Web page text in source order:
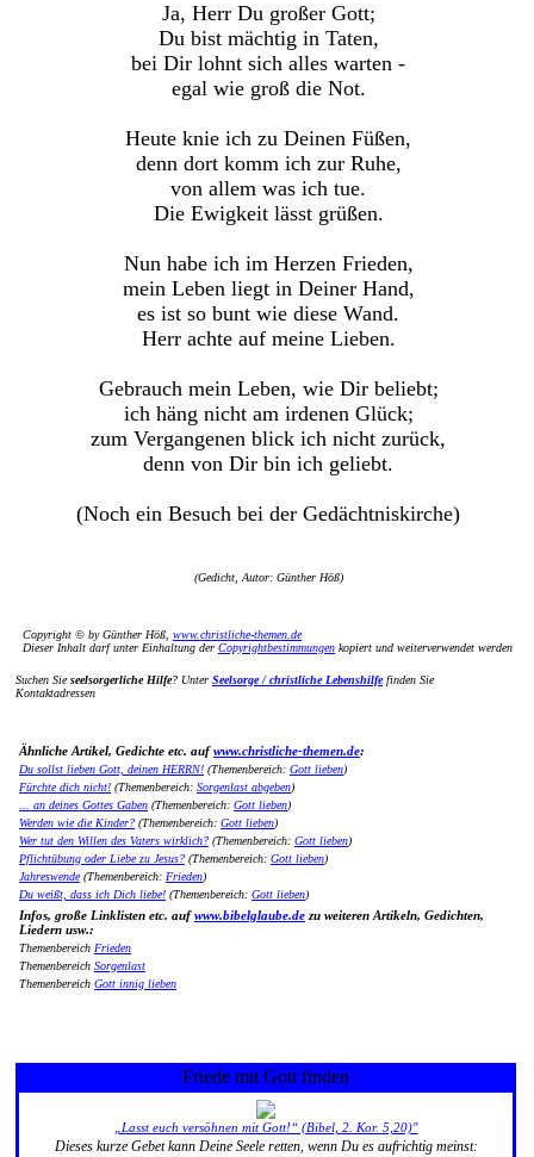
Ja, Herr Du großer Gott;
Du bist mächtig in Taten,
bei Dir lohnt sich alles warten -
egal wie groß die Not.
Heute knie ich zu Deinen Füßen,
denn dort komm ich zur Ruhe,
von allem was ich tue.
Die Ewigkeit lässt grüßen.
Nun habe ich im Herzen Frieden,
mein Leben liegt in Deiner Hand,
es ist so bunt wie diese Wand.
Herr achte auf meine Lieben.
Gebrauch mein Leben, wie Dir beliebt;
ich häng nicht am irdenen Glück;
zum Vergangenen blick ich nicht zurück,
denn von Dir bin ich geliebt.
(Noch ein Besuch bei der Gedächtniskirche)
(Gedicht, Autor: Günther Höß)
Copyright © by Günther Höß, www.christliche-themen.de
Dieser Inhalt darf unter Einhaltung der Copyrightbestimmungen kopiert und weiterverwendet werden
Suchen Sieseelsorgerliche Hilfe? Unter Seelsorge / christliche Lebenshilfefinden Sie
Kontaktadressen
Ähnliche Artikel, Gedichte etc. aufwww.christliche-themen.de:
Du sollst lieben Gott, deinen HERRN! (Themenbereich: Gott lieben)
Fürchte dich nicht! (Themenbereich: Sorgenlast abgeben)
... an deines Gottes Gaben (Themenbereich: Gott lieben)
Werden wie die Kinder? (Themenbereich: Gott lieben)
Wer tut den Willen des Vaters wirklich? (Themenbereich: Gott lieben)
Pflichtübung oder Liebe zu Jesus? (Themenbereich: Gott lieben)
Jahreswende(Themenbereich: Frieden)
Du weißt, dass ich Dich liebe! (Themenbereich: Gott lieben)
Infos, große Linklisten etc. aufwww.bibelglaube.de zu weiteren Artikeln, Gedichten,
Liedern usw.:
Themenbereich Frieden
Themenbereich Sorgenlast
Themenbereich Gott innig lieben
Friede mit Gott finden
„Lasst euch versöhnen mit Gott!“ (Bibel, 2. Kor. 5,20)"
Dieses kurze Gebet kann Deine Seele retten, wenn Du es aufrichtig meinst: